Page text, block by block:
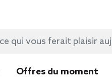
Offres du moment